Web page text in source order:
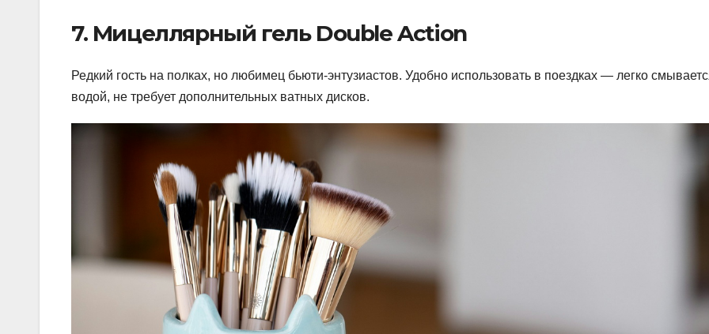
7. Мицеллярный гель Double Action
Редкий гость на полках, но любимец бьюти-энтузиастов. Удобно использовать в поездках — легко
водой, не требует дополнительных ватных дисков.